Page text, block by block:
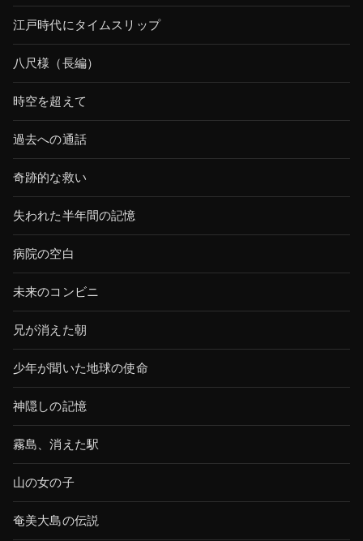
江戸時代にタイムスリップ
八尺様（長編）
時空を超えて
過去への通話
奇跡的な救い
失われた半年間の記憶
病院の空白
未来のコンビニ
兄が消えた朝
少年が聞いた地球の使命
神隠しの記憶
霧島、消えた駅
山の女の子
奄美大島の伝説